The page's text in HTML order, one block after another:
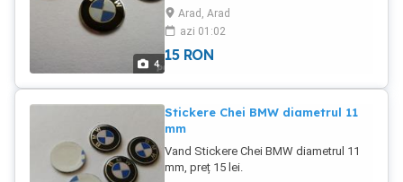
4
14 mm, preț 15 lei.
Arad, Arad
azi 01:02
15 RON
Stickere Chei BMW diametrul 11
mm
Vand Stickere Chei BMW diametrul 11
mm, preț 15 lei.